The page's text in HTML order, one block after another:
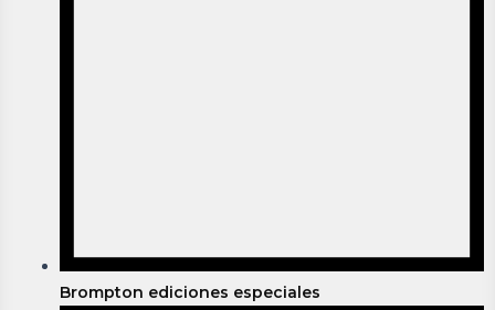
Brompton ediciones especiales